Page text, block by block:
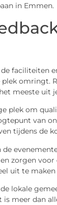
in Emmen.
faciliteiten
omringt.
meeste uit
plek om
van
tijdens de
zorgen voor
uit te maken
lokale
meer dan